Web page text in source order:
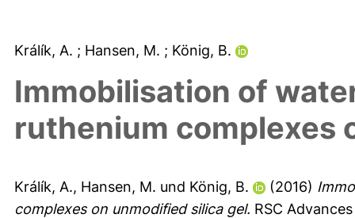
Králík, A. ; Hansen, M. ; König, B.
Immobilisation of
ruthenium complexes
Králík, A., Hansen, M. und König, B. (2016)
complexes on unmodified silica gel. RSC